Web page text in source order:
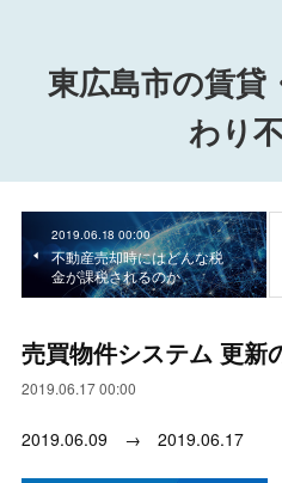
東広島市の賃貸
わり
2019.06.18 00:00
不動産売却時にはどんな税
金が課税されるのか
売買物件システム 更新
2019.06.17 00:00
2019.06.09 → 2019.06.17